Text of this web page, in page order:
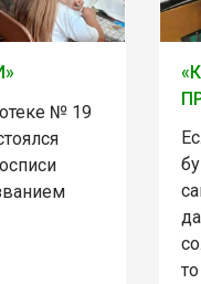
№ 19